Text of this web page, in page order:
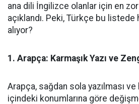
ana dili İngilizce olanlar için en
açıklandı. Peki, Türkçe bu listede
alıyor?
1. Arapça: Karmaşık Yazı ve
Arapça, sağdan sola yazılması
içindeki konumlarına göre